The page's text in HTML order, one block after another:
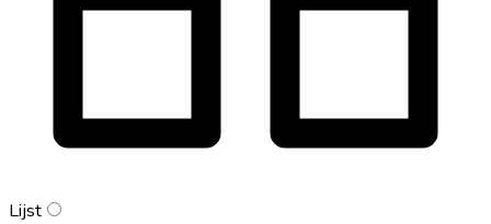
Lijst